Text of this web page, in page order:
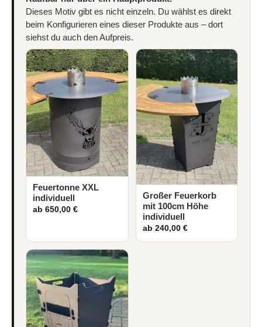
Dieses Motiv gibt es nicht einzeln. Du wählst es direkt
beim Konfigurieren eines dieser Produkte aus – dort
siehst du auch den Aufpreis.
Feuertonne XXL
individuell
ab 650,00 €
Großer Feuerkorb
mit 100cm Höhe
individuell
ab 240,00 €